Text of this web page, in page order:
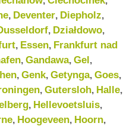
, Deventer, Diepholz,
, Działdowo,
, Essen, Frankfurt nad
, Gandawa, Gel,
, Genk, Getynga, Goes,
, Gutersloh, Halle,
, Hellevoetsluis,
, Hoogeveen, Hoorn,